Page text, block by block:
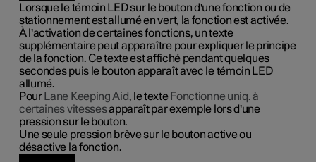
Lorsque le témoin LED sur le bouton d'une fonction ou de
stationnement est allumé en vert, la fonction est activée.
À l'activation de certaines fonctions, un texte
supplémentaire peut apparaître pour expliquer le principe
de la fonction. Ce texte est affiché pendant quelques
secondes puis le bouton apparaît avec le témoin LED
allumé.
Pour Lane Keeping Aid, le texte Fonctionne uniq. à
certaines vitessesapparaît par exemple lors d'une
pression sur le bouton.
Une seule pression brève sur le bouton active ou
désactive la fonction.